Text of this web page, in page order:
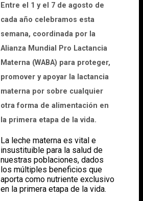
Entre el 1 y el 7 de agosto de
cada año celebramos esta
semana, coordinada por la
Alianza Mundial Pro Lactancia
Materna (WABA) para proteger,
promover y apoyar la lactancia
materna por sobre cualquier
otra forma de alimentación en
la primera etapa de la vida.
La leche materna es vital e
insustituible para la salud de
nuestras poblaciones, dados
los múltiples beneficios que
aporta como nutriente exclusivo
en la primera etapa de la vida.